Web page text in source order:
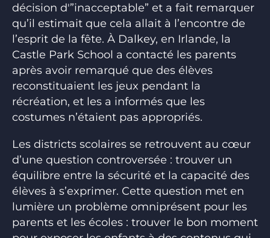
décision d'”inacceptable” et a fait remarquer
qu’il estimait que cela allait à l’encontre de
l’esprit de la fête. À Dalkey, en Irlande, la
Castle Park School a contacté les parents
après avoir remarqué que des élèves
reconstituaient les jeux pendant la
récréation, et les a informés que les
costumes n’étaient pas appropriés.
Les districts scolaires se retrouvent au cœur
d’une question controversée : trouver un
équilibre entre la sécurité et la capacité des
élèves à s’exprimer. Cette question met en
lumière un problème omniprésent pour les
parents et les écoles : trouver le bon moment